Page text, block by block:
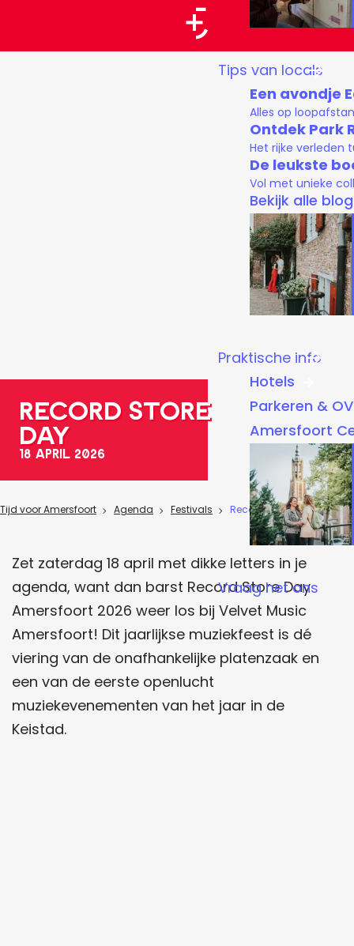
G
e
r
Tips van locals
Een avondje
Alles op
Ontdek Park
Het rijke verleden
De leukste
Vol met unieke
Bekijk alle
Praktische info
Hotels
Parkeren & OV
Amersfoort
Vraag het ons
Record Store
Day
18 april 2026
Tijd voor Amersfoort Agenda Festivals Record Store Day
Zet zaterdag 18 april met dikke letters in je
agenda, want dan barst Record Store Day
Amersfoort 2026 weer los bij Velvet Music
Amersfoort! Dit jaarlijkse muziekfeest is dé
viering van de onafhankelijke platenzaak en
een van de eerste openlucht
muziekevenementen van het jaar in de
Keistad.